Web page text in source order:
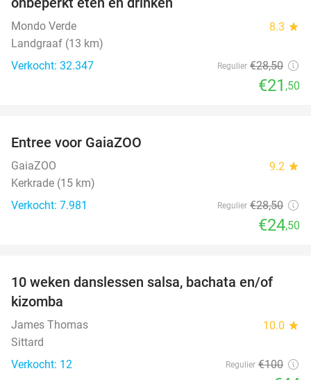
Mondo Verde 8.3 star
Landgraaf (13 km)
Verkocht: 32.347
Regulier €28,50
€21 ,50
Entree voor GaiaZOO
GaiaZOO 9.2 star
Kerkrade (15 km)
Verkocht: 7.981
Regulier €28,50
€24,50
56%
10 weken danslessen salsa, bachata en/of
kizomba
James Thomas 10.0 star
Sittard
Verkocht: 12
Regulier €100